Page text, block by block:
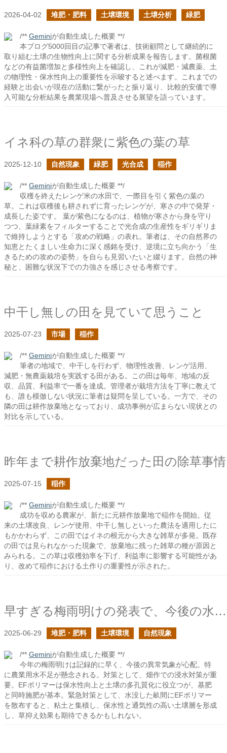
2026-04-02 堆肥・肥料 土壌環境 土壌分析 緑肥
/** Geminiが自動生成した概要 **/
本ブログ5000回目の記事で著者は、技術顧問として継続的に
取り組む土壌の生物性向上に関する分析成果を報告します。菌根菌
などの有益菌増加と多様性向上を確認し、これが減肥・減農薬、土
の物理性・保水性向上の重要性を示唆すると述べます。これまでの
経験と出会いが現在の活動に繋がったと振り返り、比較的安価で導
入可能な分析結果を農業現場へ普及させる展望を語っています。
イネ科の草の群衆に紫色の葉の草
2025-12-10 自然現象 緑肥 光合成 稲作
/** Geminiが自動生成した概要 **/
収穫を終えたレンゲ米の水田で、一際目を引く紫色の葉の
草。これは収穫後も耕されずに育ったレンゲが、寒さの中で発芽・
成長した姿です。 葉が紫色になるのは、植物が寒さから身を守り
つつ、葉緑素をフィルターすることで光合成の生産性をギリギリま
で維持しようとする「攻めの戦略」の表れ。筆者は、その自然界の
知恵とたくましい生命力に深く感銘を受け、逆境に立ち向かう「生
きるための攻めの姿勢」を自らも見習いたいと綴ります。自然の神
秘と、困難な状況下での力強さを感じさせる考察です。
中干し無しの田を見ていて思うこと
2025-07-23 市場 稲作
/** Geminiが自動生成した概要 **/
筆者の地域で、中干しを行わず、物理性改善、レンゲ活用、
減肥・無農薬栽培を実践する田がある。この田は毎年、地域の反
収、品質、利益率で一番を達成。管理者が栽培方法を丁寧に教えて
も、誰も模倣しない状況に筆者は疑問を呈している。一方で、その
隣の田は耕作放棄地となっており、成功事例が広まらない現状との
対比を示している。
昨年まで耕作放棄地だった田の除草事情
2025-07-15 稲作
/** Geminiが自動生成した概要 **/
成功を収める農家が、新たに元耕作放棄地で稲作を開始。従
来の土壌改良、レンゲ使用、中干し無しといった農法を適用したに
もかかわらず、この田ではイネの根元から大きな雑草が多発。既存
の田では見られなかった現象で、放棄地に残った雑草の種が原因と
みられる。この草は収穫効率を下げ、利益率に影響する可能性があ
り、改めて稲作における土作りの重要性が示された。
早すぎる梅雨明けの発表で、今後の水害や干ばつが怖い
2025-06-29 堆肥・肥料 土壌環境 自然現象
/** Geminiが自動生成した概要 **/
今年の梅雨明けは記録的に早く、今後の異常気象が心配。特
に農業用水不足が懸念される。対策として、畑作での浸水対策が重
要。EFポリマーは保水性向上と土壌の多孔質化に役立つが、基肥
と同時施肥が基本。緊急対策として、水没した畝間にEFポリマー
を散布すると、粘土と集積し、保水性と通気性の高い土壌層を形成
し、草抑え効果も期待できるかもしれない。